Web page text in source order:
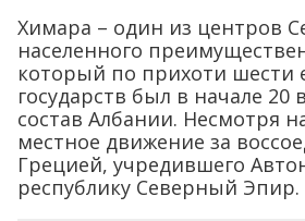
Химара – один из центров
населенного
который по прихоти шести
государств был в начале 20
состав Албании. Несмотря
местное движение за
Грецией, учредившего
республику Северный Эпир.